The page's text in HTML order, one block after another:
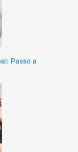
Passo a